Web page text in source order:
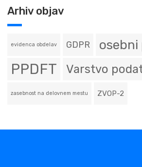
Arhiv objav
evidenca obdelav GDPR
PPDFT Varstvo
zasebnost na delovnem mestu ZVOP-2